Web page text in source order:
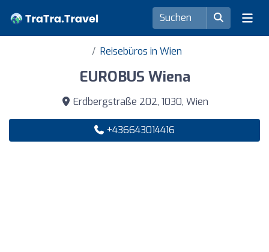
Reisebüros in Wien
EUROBUS Wiena
Erdbergstraße 202, 1030, Wien
+436643014416